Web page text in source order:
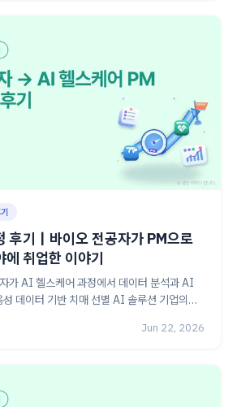
후기｜바이오 전공자가 PM으로
취업한 이야기
가 AI 헬스케어 과정에서 데이터 분석과 AI
데이터 기반 치매 선별 AI 솔루션 기업의
로 어떻게 활용되는지 정리했습니다.Jun 22, 2026